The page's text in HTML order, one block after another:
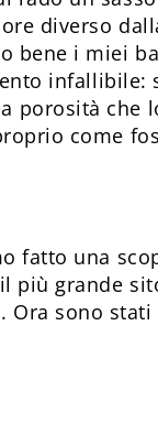
diverso
bene i miei
infallibile:
porosità che
come
fatto una
più grande
sono